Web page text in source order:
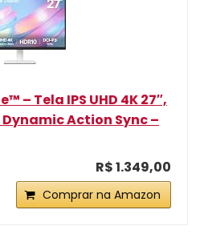
– Tela IPS UHD 4K 27″,
Dynamic Action Sync –
R$ 1.349,00
Comprar na Amazon